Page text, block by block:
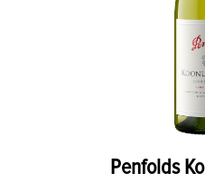
Penfolds